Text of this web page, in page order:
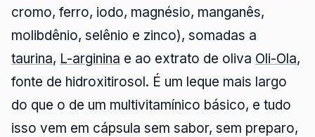
cromo, ferro, iodo, magnésio, manganês,
molibdênio, selênio e zinco), somadas a
taurina, L-arginina e ao extrato de oliva Oli-Ola,
fonte de hidroxitirosol. É um leque mais largo
do que o de um multivitamínico básico, e tudo
isso vem em cápsula sem sabor, sem preparo,